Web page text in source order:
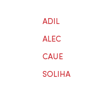
ADIL
ALEC
CAUE
SOLIHA